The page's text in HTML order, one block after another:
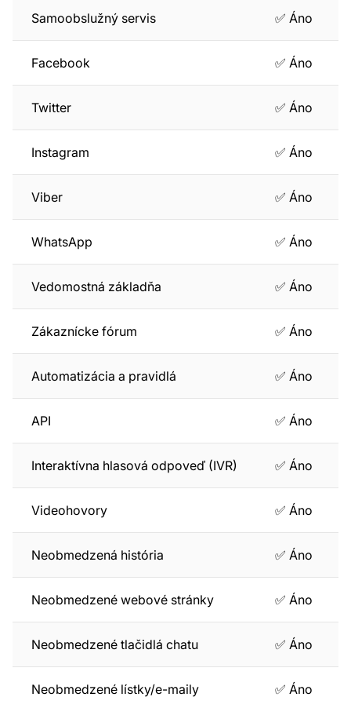
Samoobslužný servis ✅ Áno
Facebook ✅ Áno
Twitter ✅ Áno
Instagram ✅ Áno
Viber ✅ Áno
WhatsApp ✅ Áno
Vedomostná základňa ✅ Áno
Zákaznícke fórum ✅ Áno
Automatizácia a pravidlá ✅ Áno
API ✅ Áno
Interaktívna hlasová odpoveď (IVR) ✅ Áno
Videohovory ✅ Áno
Neobmedzená história ✅ Áno
Neobmedzené webové stránky ✅ Áno
Neobmedzené tlačidlá chatu ✅ Áno
Neobmedzené lístky/e-maily ✅ Áno